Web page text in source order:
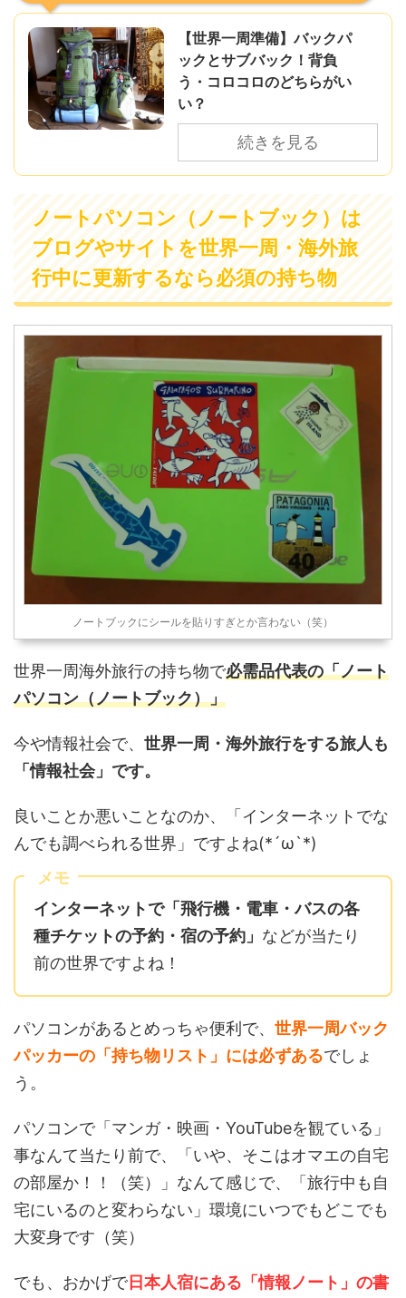
【世界一周準備】バックパ
ックとサブバック！背負
う・コロコロのどちらがい
い？
続きを見る
ノートパソコン（ノートブック）は
ブログやサイトを世界一周・海外旅
行中に更新するなら必須の持ち物
ノートブックにシールを貼りすぎとか言わない（笑）
世界一周海外旅行の持ち物で必需品代表の「ノート
パソコン（ノートブック）」
今や情報社会で、 世界一周・海外旅行をする旅人も
「情報社会」です。
良いことか悪いことなのか、「インターネットでな
んでも調べられる世界」ですよね(*´ω`*)
メモ
インターネットで「飛行機・電車・バスの各
種チケットの予約・宿の予約」 などが当たり
前の世界ですよね！
パソコンがあるとめっちゃ便利で、 世界一周バック
パッカーの「持ち物リスト」には必ずあるでしょ
う。
パソコンで「マンガ・映画・YouTubeを観ている」
事なんて当たり前で、「いや、そこはオマエの自宅
の部屋か！！（笑）」なんて感じで、「旅行中も自
宅にいるのと変わらない」環境にいつでもどこでも
大変身です（笑）
でも、おかげで日本人宿にある「情報ノート」の書